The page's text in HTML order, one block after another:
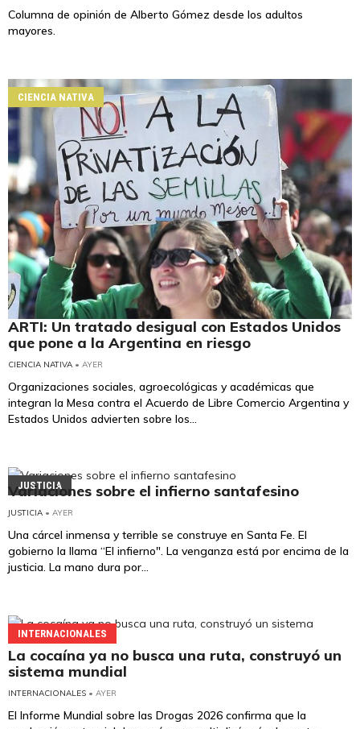
Columna de opinión de Alberto Gómez desde los adultos
mayores.
CIENCIA NATIVA
ARTI: Un tratado desigual con Estados Unidos
que pone a la Argentina en riesgo
CIENCIA NATIVA • AYER
Organizaciones sociales, agroecológicas y académicas que
integran la Mesa contra el Acuerdo de Libre Comercio Argentina y
Estados Unidos advierten sobre los...
JUSTICIA
Variaciones sobre el infierno santafesino
JUSTICIA • AYER
Una cárcel inmensa y terrible se construye en Santa Fe. El
gobierno la llama “El infierno". La venganza está por encima de la
justicia. La mano dura por...
INTERNACIONALES
La cocaína ya no busca una ruta, construyó un
sistema mundial
INTERNACIONALES • AYER
El Informe Mundial sobre las Drogas 2026 confirma que la